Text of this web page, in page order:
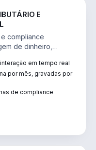
E
compliance
de dinheiro,
em tempo real
por mês, gravadas por
de compliance